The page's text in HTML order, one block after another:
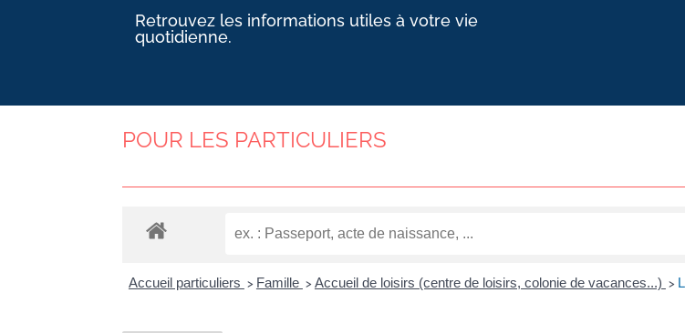
Retrouvez les informations utiles à votre vie
quotidienne.
POUR LES PARTICULIERS
Accueil particuliers > Famille > Accueil de loisirs (centre de loisirs, colonie de vacances...) >